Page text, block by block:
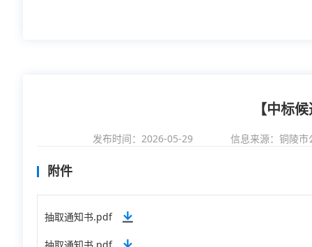
【中标
发布时间：2026-05-29 信息来源： 铜陵市
附件
抽取通知书.pdf